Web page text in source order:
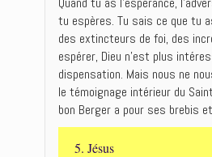
tu espères. Tu sais ce que tu
des extincteurs de foi, des
espérer, Dieu n’est plus
dispensation. Mais nous ne
le témoignage intérieur du
bon Berger a pour ses brebis
5. Jésus